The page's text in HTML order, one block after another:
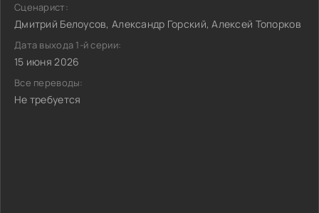
Сценарист:
Дмитрий Белоусов, Александр Горский, Алексей Топорков
Дата выхода 1-й серии:
15 июня 2026
Все переводы:
Не требуется